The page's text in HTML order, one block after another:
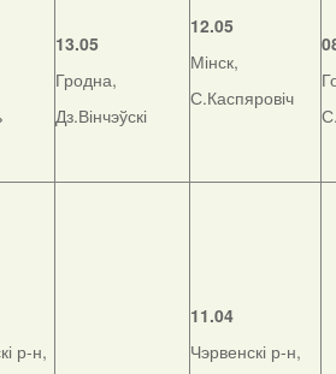
13.05
Гродна,
Дз.Вінчэўскі
12.05
Мінск,
С.Каспяровіч
р-н,
11.04
Чэрвенскі р-н,